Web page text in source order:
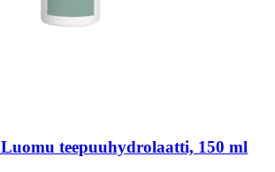
Luomu teepuuhydrolaatti, 150 ml